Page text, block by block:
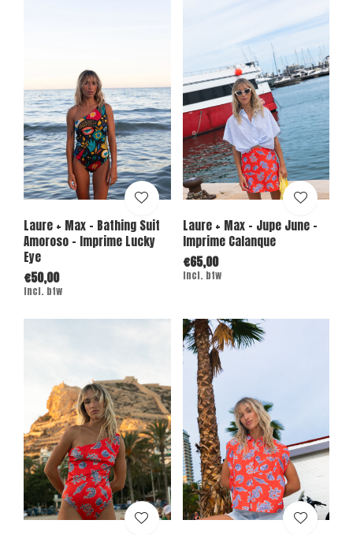
Laure + Max - Bathing Suit
Amoroso - Imprime Lucky
Eye
€50,00
Incl. btw
Laure + Max - Jupe June -
Imprime Calanque
€65,00
Incl. btw